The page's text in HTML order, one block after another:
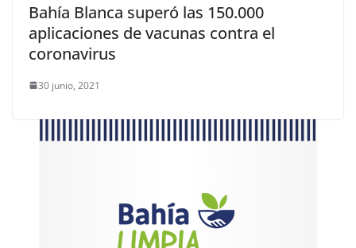
Bahía Blanca superó las 150.000
aplicaciones de vacunas contra el
coronavirus
30 junio, 2021